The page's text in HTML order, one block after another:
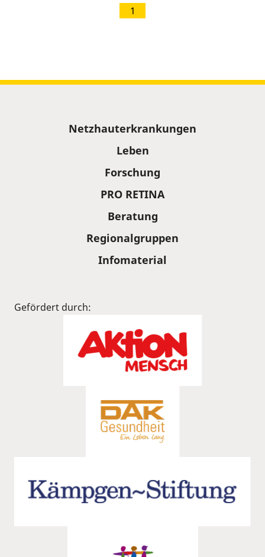
1
Netzhauterkrankungen
Leben
Forschung
PRO RETINA
Beratung
Regionalgruppen
Infomaterial
Gefördert durch: